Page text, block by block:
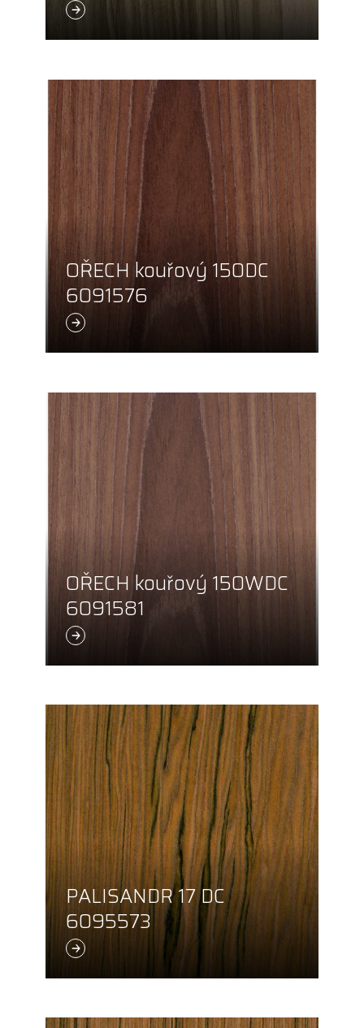
OŘECH kouřový 150DC
6091576
OŘECH kouřový 150WDC
6091581
PALISANDR 17 DC
6095573